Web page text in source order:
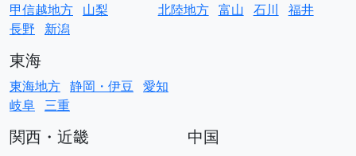
甲信越地方 山梨
長野
新潟
北陸地方 富山 石川 福井
東海
東海地方 静岡・伊豆 愛知
岐阜 三重
関西・近畿 中国